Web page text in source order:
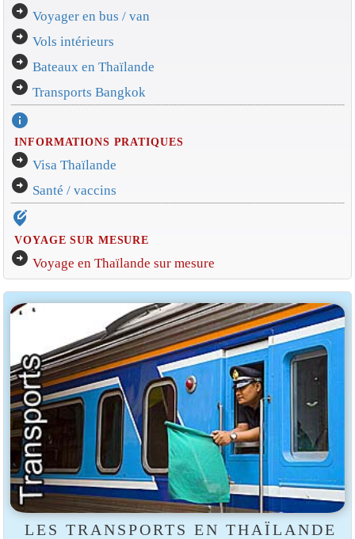
arrow_circle_right Voyager en bus / van
arrow_circle_right Vols intérieurs
arrow_circle_right Bateaux en Thaïlande
arrow_circle_right Transports Bangkok
info
INFORMATIONS PRATIQUES
arrow_circle_right Visa Thaïlande
arrow_circle_right Santé / vaccins
edit_location_alt
VOYAGE SUR MESURE
arrow_circle_right Voyage en Thaïlande sur mesure
LES TRANSPORTS EN THAÏLANDE